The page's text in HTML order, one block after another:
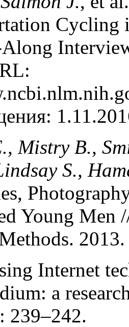
Mistry B.,
S.,
Young Men
Internet
a
239–242.